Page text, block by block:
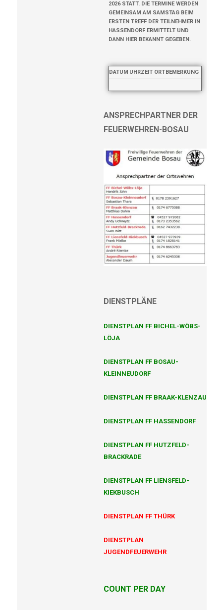
2026 STATT. DIE TERMINE WERDEN
GEMEINSAM AM SAMSTAG BEIM
ERSTEN TREFF DER TEILNEHMER IN
HASSENDORF ERMITTELT UND
DANN HIER BEKANNT GEGEBEN.
DATUM UHRZEIT ORTBEMERKUNG
ANSPRECHPARTNER DER
FEUERWEHREN-BOSAU
DIENSTPLÄNE
DIENSTPLAN FF BICHEL-WÖBS-
LÖJA
DIENSTPLAN FF BOSAU-
KLEINNEUDORF
DIENSTPLAN FF BRAAK-KLENZAU
DIENSTPLAN FF HASSENDORF
DIENSTPLAN FF HUTZFELD-
BRACKRADE
DIENSTPLAN FF LIENSFELD-
KIEKBUSCH
DIENSTPLAN FF THÜRK
DIENSTPLAN
JUGENDFEUERWEHR
COUNT PER DAY